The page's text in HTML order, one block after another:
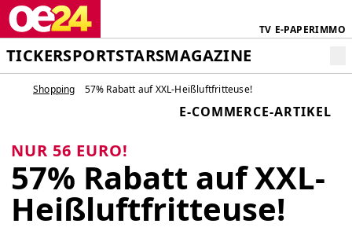
TV E-PAPERIMMO
TICKERSPORTSTARSMAGAZINE
Shopping 57% Rabatt auf XXL-Heißluftfritteuse!
E-COMMERCE-ARTIKEL
NUR 56 EURO!
57% Rabatt auf XXL-
Heißluftfritteuse!